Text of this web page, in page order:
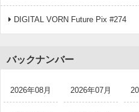
DIGITAL VORN Future Pix #274
バックナンバー
2026年08月 2026年07月